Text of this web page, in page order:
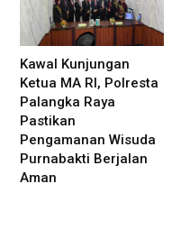
Kawal Kunjungan
Ketua MA RI, Polresta
Palangka Raya
Pastikan
Pengamanan Wisuda
Purnabakti Berjalan
Aman